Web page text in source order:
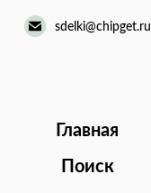
sdelki@chipget.ru
Главная
Поиск